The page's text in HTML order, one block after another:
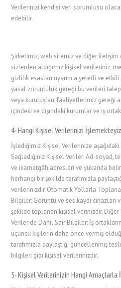
Verilerinizi kendisi veri sorumlusu
edebilir.
Şirketimiz, web sitemiz ve diğer iletişim
sizlerden aldığımız kişisel verileriniz,
gizlilik esasları uyarınca yeterli ve
yasal zorunluluk gereği bu verileri
veya kuruluşları, faaliyetlerimiz gereği
içindeki ve dışındaki kurumlar ve iş
4- Hangi Kişisel Verilerinizi
İşlediğimiz Kişisel Verilerinize
Sağladığınız Kişisel Veriler: Ad-soyad,
ve ikametgâh adresleri ve yukarıda
herhangi bir şekilde tarafımızla
verilerinizdir. Otomatik Yollarla
Bilgiler: Görüntü ve ses kaydı
şekilde toplanan kişisel verinizdir.
Veriler de Dahil Sair Bilgiler: İş
üçüncü kişilerin daha önce vermiş
tarafımızla paylaştığı güncellenmiş
bilgileri gibi kişisel verilerinizdir.
5- Kişisel Verilerinizin Hangi Amaçlarla